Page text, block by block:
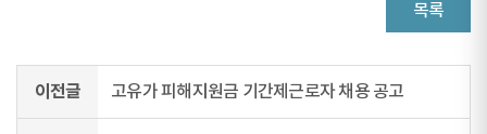
목록
이전글 고유가 피해지원금 기간제근로자 채용 공고